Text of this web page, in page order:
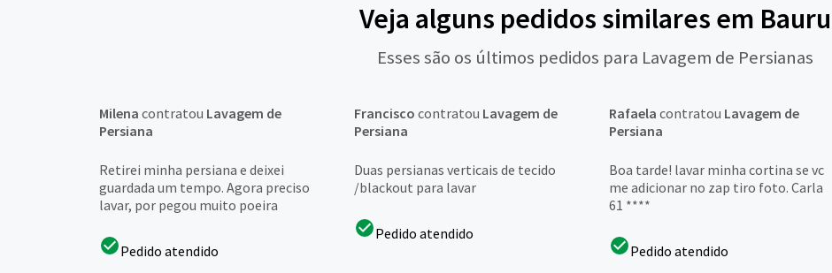
Veja alguns pedidos similares em Bauru
Esses são os últimos pedidos para Lavagem de Persianas
Milena contratou Lavagem de
Persiana
Retirei minha persiana e deixei
guardada um tempo. Agora preciso
lavar, por pegou muito poeira
Pedido atendido
Francisco contratou Lavagem de
Persiana
Duas persianas verticais de tecido
/blackout para lavar
Pedido atendido
Rafaela contratou Lavagem de
Persiana
Boa tarde! lavar minha cortina se vc
me adicionar no zap tiro foto. Carla
61 ****
Pedido atendido